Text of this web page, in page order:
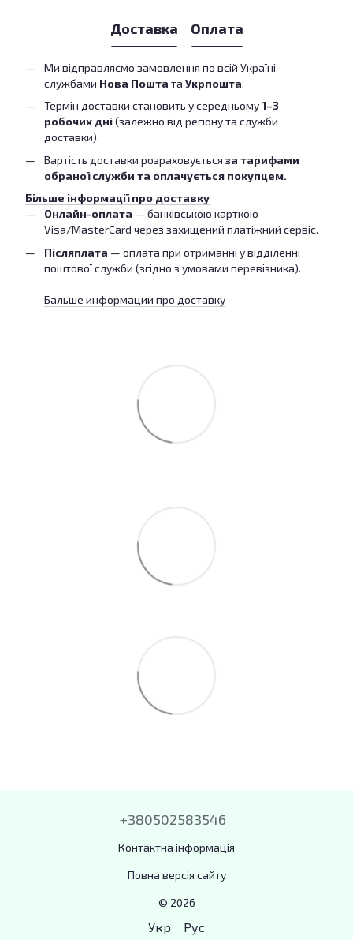
Доставка Оплата
Ми відправляємо замовлення по всій Україні
службами Нова Пошта та Укрпошта.
Термін доставки становить у середньому1–3
робочих дні(залежно від регіону та служби
доставки).
Вартість доставки розраховується за тарифами
обраної служби та оплачується покупцем.
Більше інформації про доставку
Онлайн-оплата — банківською карткою
Visa/MasterCard через захищений платіжний сервіс.
Післяплата — оплата при отриманні у відділенні
поштової служби (згідно з умовами перевізника).
Бальше информации про доставку
+380502583546
Контактна інформація
Повна версія сайту
© 2026
Укр Рус